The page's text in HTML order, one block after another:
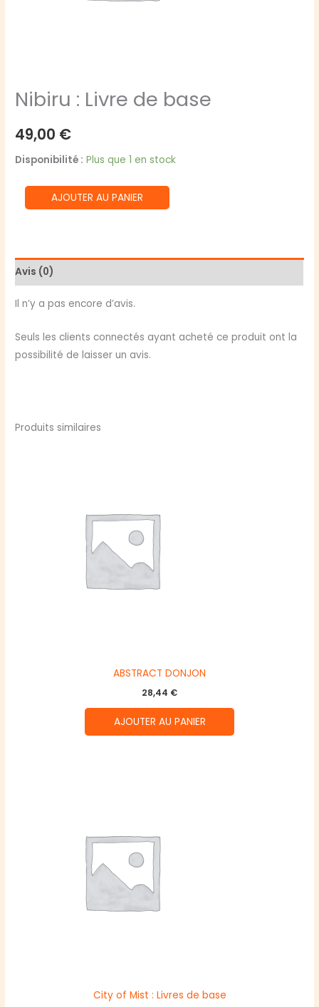
Nibiru : Livre de base
49,00 €
Disponibilité : Plus que 1 en stock
quantité
de
Livre
de
base
AJOUTER AU PANIER
Avis (0)
Il n’y a pas encore d’avis.
Seuls les clients connectés ayant acheté ce produit ont la
possibilité de laisser un avis.
Produits similaires
ABSTRACT DONJON
28,44 €
AJOUTER AU PANIER
City of Mist : Livres de base